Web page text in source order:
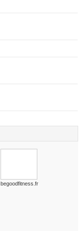
begoodfitness.fr